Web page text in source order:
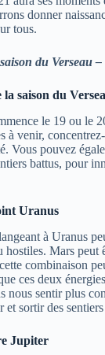
donner
tous.
du Verseau –
saison du
le 19 ou le
à venir,
Vous pouvez
battus, pour
Uranus
à Uranus
hostiles. Mars peut
combinaison
ces deux
nous sentir plus
sortir des
Jupiter